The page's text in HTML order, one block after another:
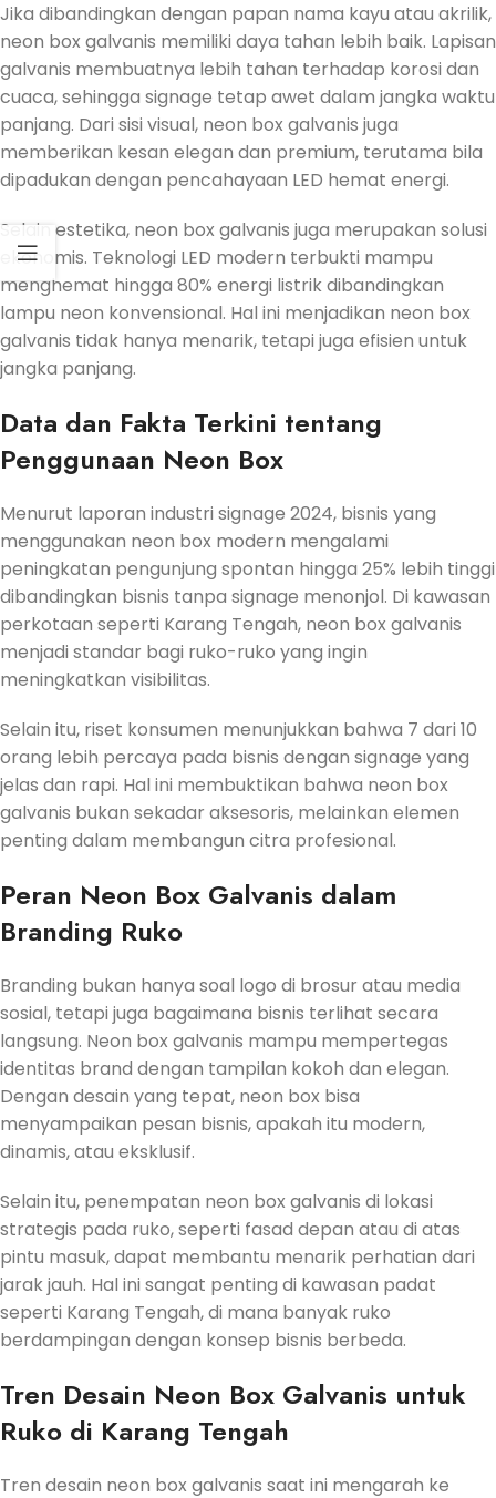
Jika dibandingkan dengan papan nama kayu atau akrilik,
neon box galvanis memiliki daya tahan lebih baik. Lapisan
galvanis membuatnya lebih tahan terhadap korosi dan
cuaca, sehingga signage tetap awet dalam jangka waktu
panjang. Dari sisi visual, neon box galvanis juga
memberikan kesan elegan dan premium, terutama bila
dipadukan dengan pencahayaan LED hemat energi.
Selain estetika, neon box galvanis juga merupakan solusi
ekonomis. Teknologi LED modern terbukti mampu
menghemat hingga 80% energi listrik dibandingkan
lampu neon konvensional. Hal ini menjadikan neon box
galvanis tidak hanya menarik, tetapi juga efisien untuk
jangka panjang.
Data dan Fakta Terkini tentang
Penggunaan Neon Box
Menurut laporan industri signage 2024, bisnis yang
menggunakan neon box modern mengalami
peningkatan pengunjung spontan hingga 25% lebih tinggi
dibandingkan bisnis tanpa signage menonjol. Di kawasan
perkotaan seperti Karang Tengah, neon box galvanis
menjadi standar bagi ruko-ruko yang ingin
meningkatkan visibilitas.
Selain itu, riset konsumen menunjukkan bahwa 7 dari 10
orang lebih percaya pada bisnis dengan signage yang
jelas dan rapi. Hal ini membuktikan bahwa neon box
galvanis bukan sekadar aksesoris, melainkan elemen
penting dalam membangun citra profesional.
Peran Neon Box Galvanis dalam
Branding Ruko
Branding bukan hanya soal logo di brosur atau media
sosial, tetapi juga bagaimana bisnis terlihat secara
langsung. Neon box galvanis mampu mempertegas
identitas brand dengan tampilan kokoh dan elegan.
Dengan desain yang tepat, neon box bisa
menyampaikan pesan bisnis, apakah itu modern,
dinamis, atau eksklusif.
Selain itu, penempatan neon box galvanis di lokasi
strategis pada ruko, seperti fasad depan atau di atas
pintu masuk, dapat membantu menarik perhatian dari
jarak jauh. Hal ini sangat penting di kawasan padat
seperti Karang Tengah, di mana banyak ruko
berdampingan dengan konsep bisnis berbeda.
Tren Desain Neon Box Galvanis untuk
Ruko di Karang Tengah
Tren desain neon box galvanis saat ini mengarah ke